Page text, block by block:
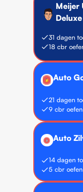
Meijer
Deluxe
31 dagen
18 cbr
🥇 Auto
21 dagen
9 cbr
🥈 Auto
14 dagen
5 cbr